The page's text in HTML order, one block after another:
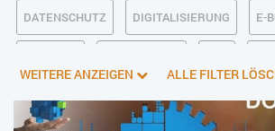
DATENSCHUTZ DIGITALISIERUNG E-
INDUSTRIE 4.0 KI IM ERP
WEITERE ANZEIGEN ALLE FILTER